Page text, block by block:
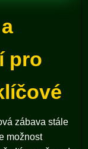
pro
zábava stále
možnost